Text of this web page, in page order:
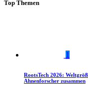
Top Themen
1
RootsTech 2026:
Ahnenforscher zusammen